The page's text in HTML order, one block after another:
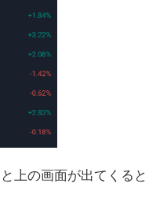
上の画面が出てくると